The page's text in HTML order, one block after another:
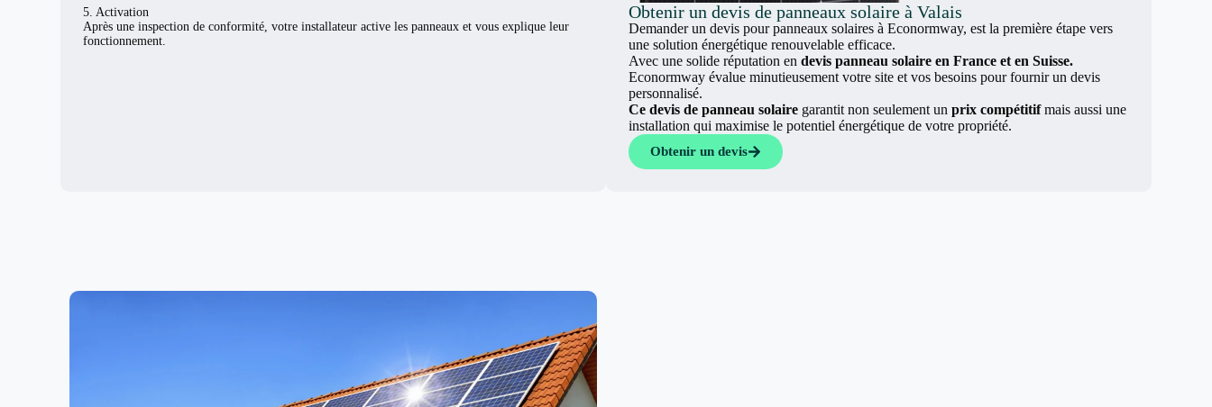
5. Activation
Après une inspection de conformité, votre installateur active les panneaux et vous explique leur
fonctionnement.
Obtenir un devis de panneaux solaire à Valais
Demander un devis pour panneaux solaires à Econormway, est la première étape vers
une solution énergétique renouvelable efficace.
Avec une solide réputation en devis panneau solaire en France et en Suisse.
Econormway évalue minutieusement votre site et vos besoins pour fournir un devis
personnalisé.
Ce devis de panneau solaire garantit non seulement un prix compétitifmais aussi une
installation qui maximise le potentiel énergétique de votre propriété.
Obtenir un devis